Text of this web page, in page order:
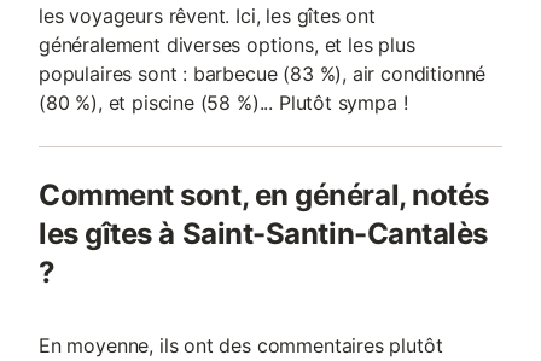
les voyageurs rêvent. Ici, les gîtes ont
généralement diverses options, et les plus
populaires sont : barbecue (83 %), air conditionné
(80 %), et piscine (58 %)... Plutôt sympa !
Comment sont, en général, notés
les gîtes à Saint-Santin-Cantalès
?
En moyenne, ils ont des commentaires plutôt